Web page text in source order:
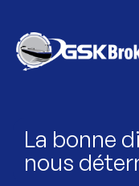
La bonne
nous